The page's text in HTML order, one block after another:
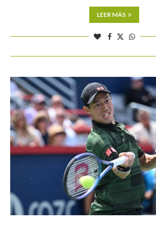
LEER MÁS